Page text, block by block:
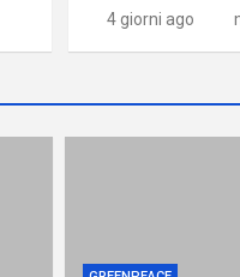
4 giorni ago